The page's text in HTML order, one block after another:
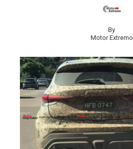
By
Motor Extremo